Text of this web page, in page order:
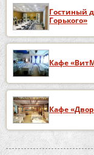
Гостиный
Горького»
Кафе
Кафе